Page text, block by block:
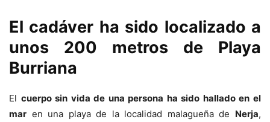
El cadáver ha sido localizado a
unos 200 metros de Playa
Burriana
El cuerpo sin vida de una persona ha sido hallado en el
mar en una playa de la localidad malagueña de Nerja,